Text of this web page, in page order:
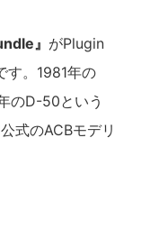
』 がPlugin
す。1981年の
のD-50という
式のACBモデリ